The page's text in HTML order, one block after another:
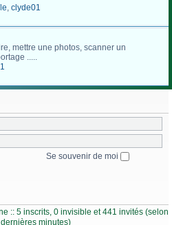
, clyde01
mettre une photos, scanner un
.....
Se souvenir de moi
:: 5 inscrits, 0 invisible et 441 invités (selon
minutes)